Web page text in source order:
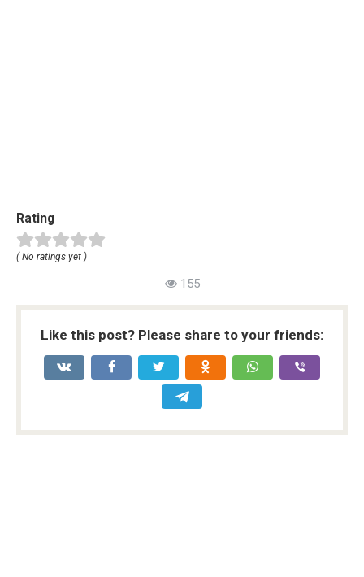
Rating
( No ratings yet )
155
Like this post? Please share to your friends: